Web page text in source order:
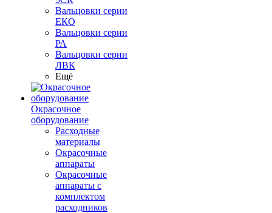
Вальцовки серии
ЕКО
Вальцовки серии
РА
Вальцовки серии
ЛВК
Ещё
Окрасочное
оборудование
Расходные
материалы
Окрасочные
аппараты
Окрасочные
аппараты с
комплектом
расходников